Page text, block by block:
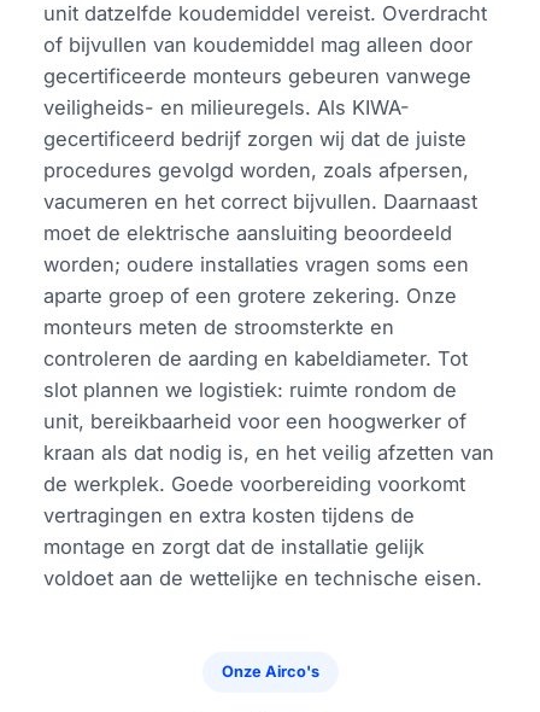
unit datzelfde koudemiddel vereist. Overdracht
of bijvullen van koudemiddel mag alleen door
gecertificeerde monteurs gebeuren vanwege
veiligheids- en milieuregels. Als KIWA-
gecertificeerd bedrijf zorgen wij dat de juiste
procedures gevolgd worden, zoals afpersen,
vacumeren en het correct bijvullen. Daarnaast
moet de elektrische aansluiting beoordeeld
worden; oudere installaties vragen soms een
aparte groep of een grotere zekering. Onze
monteurs meten de stroomsterkte en
controleren de aarding en kabeldiameter. Tot
slot plannen we logistiek: ruimte rondom de
unit, bereikbaarheid voor een hoogwerker of
kraan als dat nodig is, en het veilig afzetten van
de werkplek. Goede voorbereiding voorkomt
vertragingen en extra kosten tijdens de
montage en zorgt dat de installatie gelijk
voldoet aan de wettelijke en technische eisen.
Onze Airco's